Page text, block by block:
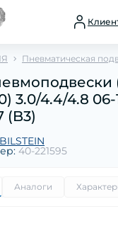
Пневматическая
3.0/4.4/4.8 06-
(B3)
BILSTEIN
40-221595
Аналоги